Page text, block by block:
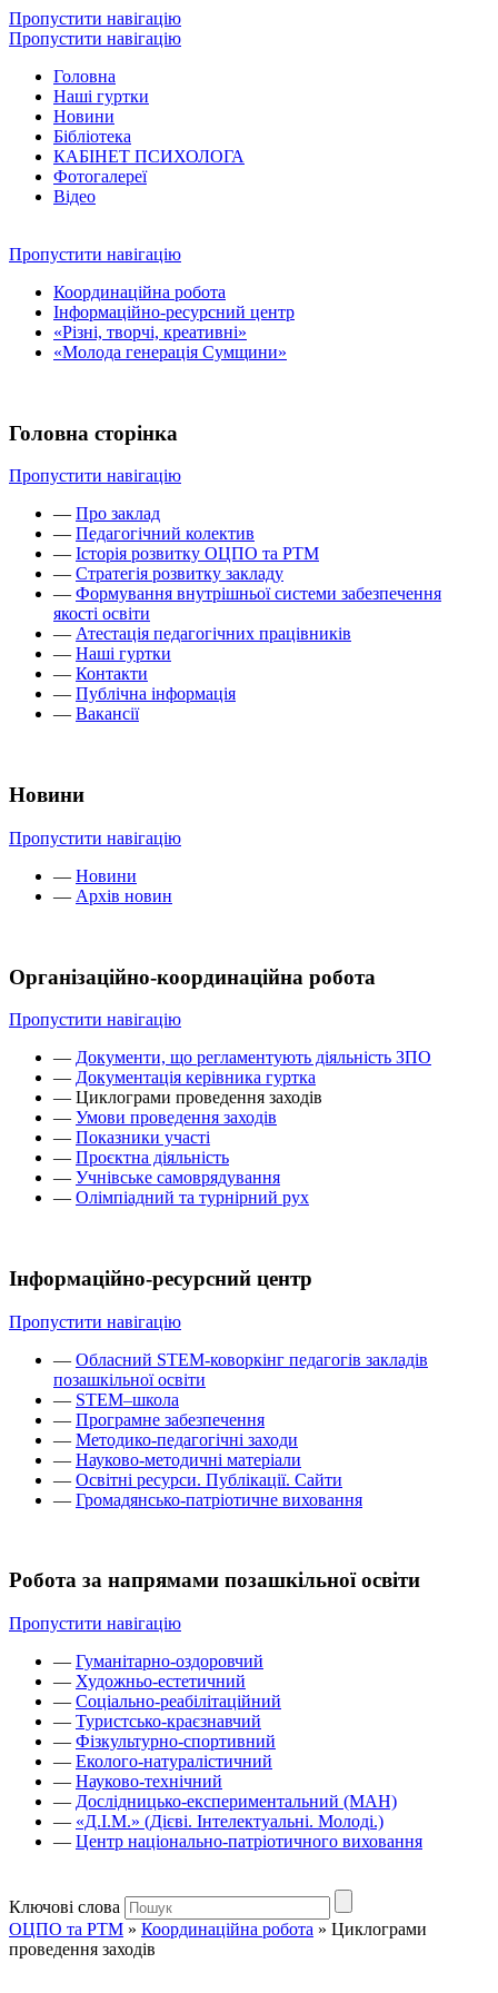
Пропустити навігацію
Пропустити навігацію
Головна
Наші гуртки
Новини
Бібліотека
КАБІНЕТ ПСИХОЛОГА
Фотогалереї
Відео
Пропустити навігацію
Координаційна робота
Інформаційно-ресурсний центр
«Різні, творчі, креативні»
«Молода генерація Сумщини»
Головна сторінка
Пропустити навігацію
— Про заклад
— Педагогічний колектив
— Історія розвитку ОЦПО та РТМ
— Стратегія розвитку закладу
— Формування внутрішньої системи забезпечення
якості освіти
— Атестація педагогічних працівників
— Наші гуртки
— Контакти
— Публічна інформація
— Вакансії
Новини
Пропустити навігацію
— Новини
— Архів новин
Організаційно-координаційна робота
Пропустити навігацію
— Документи, що регламентують діяльність ЗПО
— Документація керівника гуртка
— Циклограми проведення заходів
— Умови проведення заходів
— Показники участі
— Проєктна діяльність
— Учнівське самоврядування
— Олімпіадний та турнірний рух
Інформаційно-ресурсний центр
Пропустити навігацію
— Обласний STEM-коворкінг педагогів закладів
позашкільної освіти
— STEM–школа
— Програмне забезпечення
— Методико-педагогічні заходи
— Науково-методичні матеріали
— Освітні ресурси. Публікації. Сайти
— Громадянсько-патріотичне виховання
Робота за напрямами позашкільної освіти
Пропустити навігацію
— Гуманітарно-оздоровчий
— Художньо-естетичний
— Соціально-реабілітаційний
— Туристсько-краєзнавчий
— Фізкультурно-спортивний
— Еколого-натуралістичний
— Науково-технічний
— Дослідницько-експериментальний (МАН)
— «Д.І.М.» (Дієві. Інтелектуальні. Молоді.)
— Центр національно-патріотичного виховання
Ключові слова
ОЦПО та РТМ » Координаційна робота » Циклограми
проведення заходів